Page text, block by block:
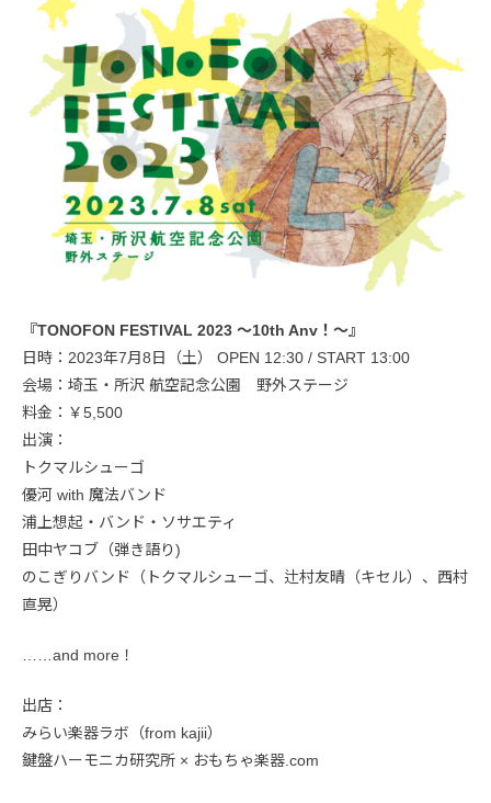
『TONOFON FESTIVAL 2023 〜10th Anv！〜』
日時：2023年7月8日（土） OPEN 12:30 / START 13:00
会場：埼玉・所沢 航空記念公園 野外ステージ
料金：￥5,500
出演：
トクマルシューゴ
優河 with 魔法バンド
浦上想起・バンド・ソサエティ
田中ヤコブ（弾き語り)
のこぎりバンド（トクマルシューゴ、辻村友晴（キセル）、西村
直晃）
……and more！
出店：
みらい楽器ラボ（from kajii）
鍵盤ハーモニカ研究所 × おもちゃ楽器.com